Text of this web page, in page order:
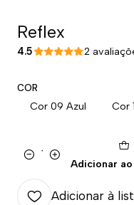
Reflex
4.5 2
COR
Cor 09 Azul Cor
QuantidadeAdicionar
Adicionar à